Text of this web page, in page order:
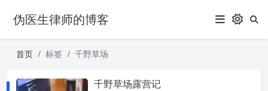
伪医生律师的博客
首页 标签 千野草场
千野草场露营记